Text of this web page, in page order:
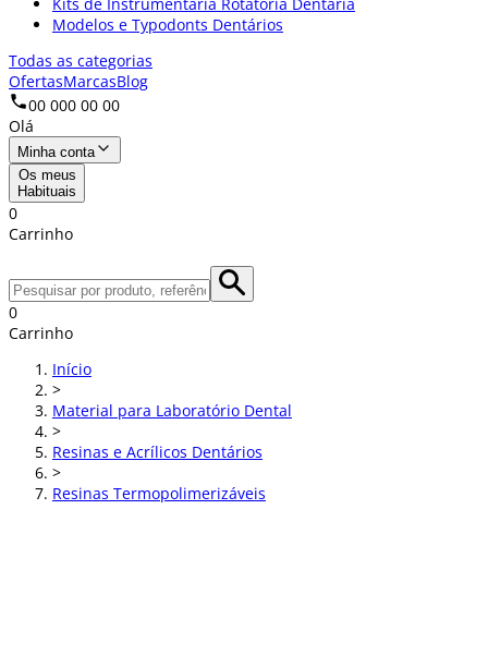
Modelos e Typodonts Dentários
Todas as categorias
OfertasMarcasBlog
00 000 00 00
Olá
Minha conta
Os meus
Habituais
0
Carrinho
0
Carrinho
Início
>
Material para Laboratório Dental
>
Resinas e Acrílicos Dentários
>
Resinas Termopolimerizáveis